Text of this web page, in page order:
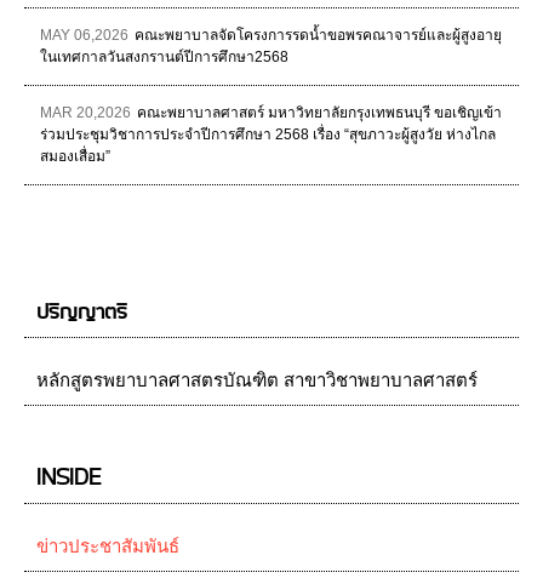
MAY 06,2026 คณะพยาบาลจัดโครงการรดน้ำขอพรคณาจารย์และผู้สูงอายุ
ในเทศกาลวันสงกรานต์ปีการศึกษา2568
MAR 20,2026 คณะพยาบาลศาสตร์ มหาวิทยาลัยกรุงเทพธนบุรี ขอเชิญเข้า
ร่วมประชุมวิชาการประจำปีการศึกษา 2568 เรื่อง “สุขภาวะผู้สูงวัย ห่างไกล
สมองเสื่อม”
ปริญญาตรี
หลักสูตรพยาบาลศาสตรบัณฑิต สาขาวิชาพยาบาลศาสตร์
INSIDE
ข่าวประชาสัมพันธ์